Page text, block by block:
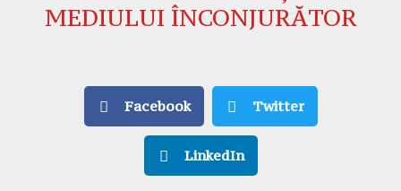
MEDIULUI ÎNCONJURĂTOR
Facebook Twitter
LinkedIn